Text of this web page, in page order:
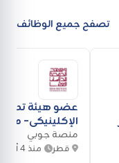
تصفح جميع الوظائف
عضو هيئة
الإكلينيكي-
العليا
منصة جوبي
قطر منذ 4 أيام